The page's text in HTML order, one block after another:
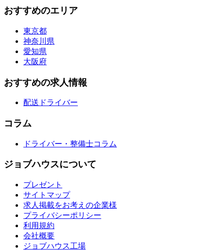
おすすめのエリア
東京都
神奈川県
愛知県
大阪府
おすすめの求人情報
配送ドライバー
コラム
ドライバー・整備士コラム
ジョブハウスについて
プレゼント
サイトマップ
求人掲載をお考えの企業様
プライバシーポリシー
利用規約
会社概要
ジョブハウス工場